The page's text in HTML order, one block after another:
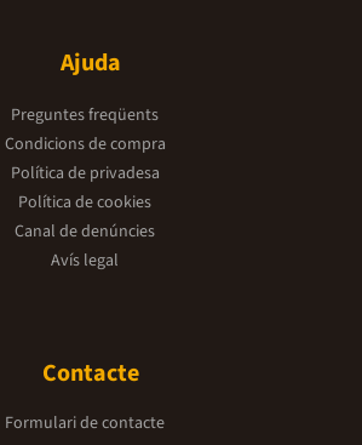
Ajuda
Preguntes freqüents
Condicions de compra
Política de privadesa
Política de cookies
Canal de denúncies
Avís legal
Contacte
Formulari de contacte